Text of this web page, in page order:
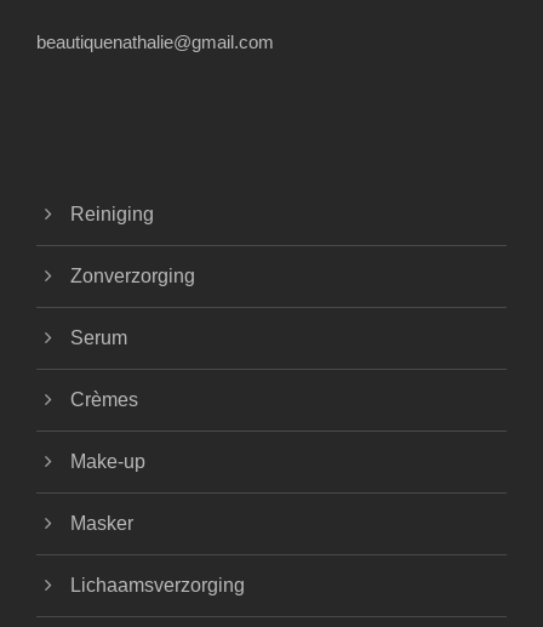
beautiquenathalie@gmail.com
Reiniging
Zonverzorging
Serum
Crèmes
Make-up
Masker
Lichaamsverzorging